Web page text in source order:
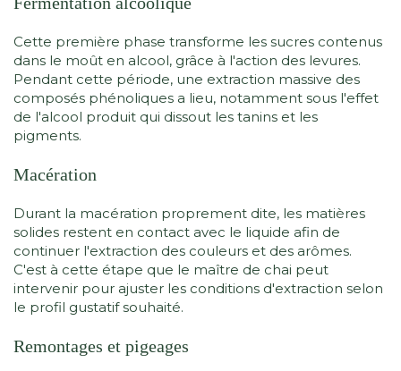
Cette première phase transforme les sucres contenus
dans le moût en alcool, grâce à l'action des levures.
Pendant cette période, une extraction massive des
composés phénoliques a lieu, notamment sous l'effet
de l'alcool produit qui dissout les tanins et les
pigments.
Macération
Durant la macération proprement dite, les matières
solides restent en contact avec le liquide afin de
continuer l'extraction des couleurs et des arômes.
C'est à cette étape que le maître de chai peut
intervenir pour ajuster les conditions d'extraction selon
le profil gustatif souhaité.
Remontages et pigeages